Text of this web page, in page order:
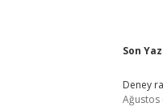
Son
Deney
Ağustos